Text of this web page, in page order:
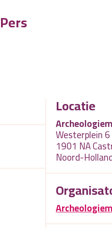
Pers
Locatie
Westerplein 6
1901 NA
Noord-